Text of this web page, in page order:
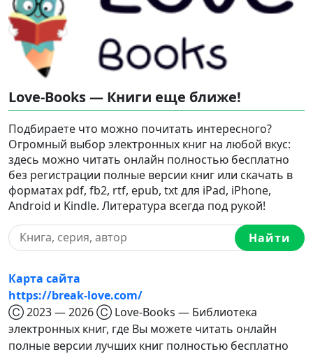
Love-Books — Книги еще ближе!
Подбираете что можно почитать интересного?
Огромный выбор электронных книг на любой вкус:
здесь можно читать онлайн полностью бесплатно
без регистрации полные версии книг или скачать в
форматах pdf, fb2, rtf, epub, txt для iPad, iPhone,
Android и Kindle. Литература всегда под рукой!
Найти
Карта сайта
https://break-love.com/
Ⓒ 2023 — 2026 Ⓒ Love-Books — Библиотека
электронных книг, где Вы можете читать онлайн
полные версии лучших книг полностью бесплатно